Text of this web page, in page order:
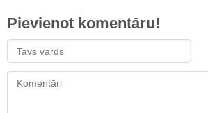
Pievienot komentāru!